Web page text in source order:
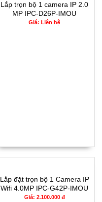
Lắp trọn bộ 1 camera IP 2.0
MP IPC-D26P-IMOU
Giá: Liên hệ
Lắp đặt trọn bộ 1 Camera IP
Wifi 4.0MP IPC-G42P-IMOU
Giá: 2.100.000 đ